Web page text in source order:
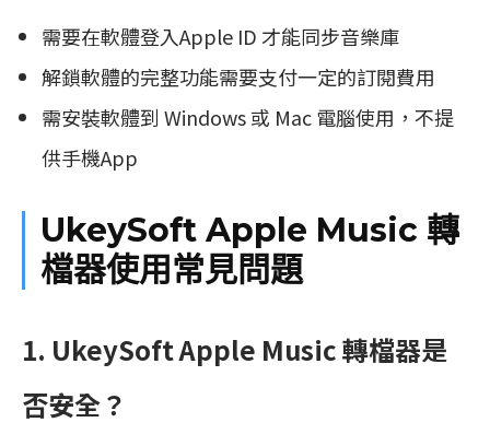
需要在軟體登入Apple ID 才能同步音樂庫
解鎖軟體的完整功能需要支付一定的訂閱費用
需安裝軟體到 Windows 或 Mac 電腦使用，不提
供手機App
UkeySoft Apple Music 轉
檔器使用常見問題
1. UkeySoft Apple Music 轉檔器是
否安全？